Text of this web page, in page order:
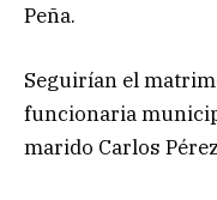
Peña.
Seguirían el
funcionaria
marido Carlos